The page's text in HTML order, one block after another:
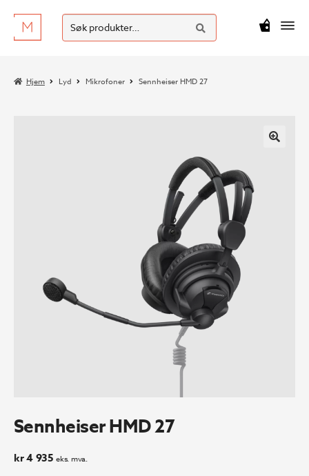
Hopp
til
Hopp
til
Søk
etter:
SØK
kr0
Hjem Lyd Mikrofoner Sennheiser HMD 27
Sennheiser HMD 27
kr4 935 eks. mva.